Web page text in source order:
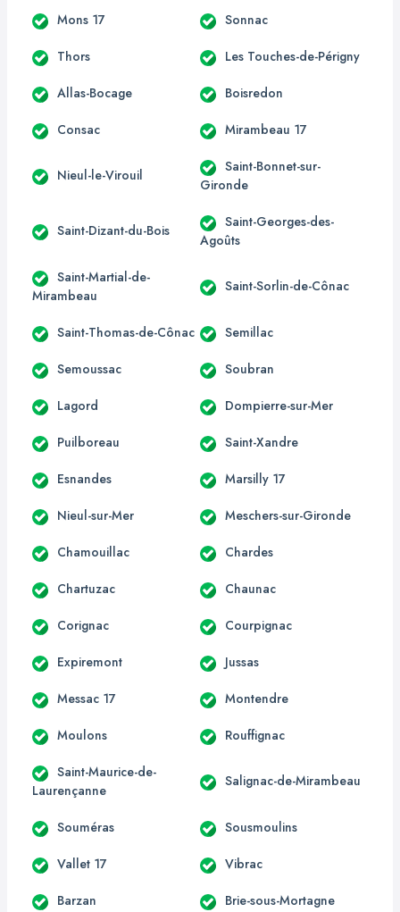
Mons 17 Sonnac
Thors Les Touches-de-Périgny
Allas-Bocage Boisredon
Consac Mirambeau 17
Nieul-le-Virouil
Saint-Bonnet-sur-
Gironde
Saint-Dizant-du-Bois
Saint-Georges-des-
Agoûts
Saint-Martial-de-
Mirambeau
Saint-Sorlin-de-Cônac
Saint-Thomas-de-Cônac Semillac
Semoussac Soubran
Lagord Dompierre-sur-Mer
Puilboreau Saint-Xandre
Esnandes Marsilly 17
Nieul-sur-Mer Meschers-sur-Gironde
Chamouillac Chardes
Chartuzac Chaunac
Corignac Courpignac
Expiremont Jussas
Messac 17 Montendre
Moulons Rouffignac
Saint-Maurice-de-
Laurençanne
Salignac-de-Mirambeau
Souméras Sousmoulins
Vallet 17 Vibrac
Barzan Brie-sous-Mortagne